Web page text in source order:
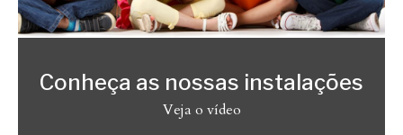
Conheça as nossas instalações
Veja o vídeo